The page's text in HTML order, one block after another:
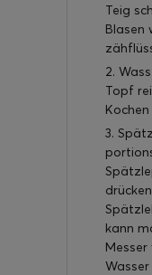
Teig
Blasen
2.
Topf
3.
kann